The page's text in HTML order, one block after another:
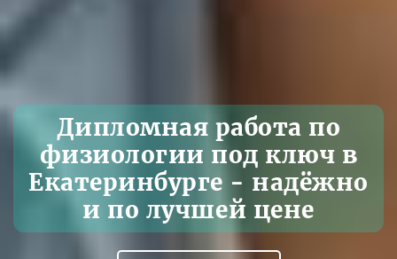
Дипломная работа по
физиологии под ключ в
Екатеринбурге - надёжно
и по лучшей цене